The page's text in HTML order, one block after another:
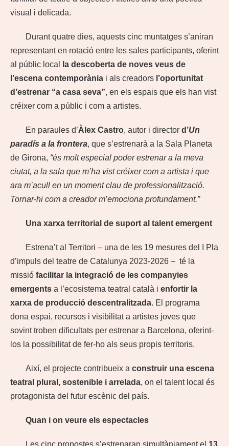
visual i delicada.
Durant quatre dies, aquests cinc muntatges s’aniran
representant en rotació entre les sales participants, oferint
al públic local
la descoberta de noves veus de
l’escena contemporània i als creadors l’oportunitat
d’estrenar “a casa seva”, en els espais que els han vist
créixer com a públic i com a artistes.
En paraules d’Àlex Castro, autor i director d’Un
paradís a la frontera, que s’estrenarà a la Sala Planeta
de Girona, “és molt especial poder estrenar a la meva
ciutat, a la sala que m’ha vist créixer com a artista i que
ara m’acull en un moment clau de professionalització.
Tornar-hi com a creador m’emociona profundament.”
Una xarxa territorial de suport al talent emergent
Estrena’t al Territori – una de les 19 mesures del I Pla
d’impuls del teatre de Catalunya 2023-2026 – té la
missió facilitar la integració de les companyies
emergents a l’ecosistema teatral català i enfortir la
xarxa de producció descentralitzada. El programa
dona espai, recursos i visibilitat a artistes joves que
sovint troben dificultats per estrenar a Barcelona, oferint-
los la possibilitat de fer-ho als seus propis territoris.
Així, el projecte contribueix a construir una escena
teatral plural, sostenible i arrelada, on el talent local és
protagonista del futur escènic del país.
Quan i on veure els espectacles